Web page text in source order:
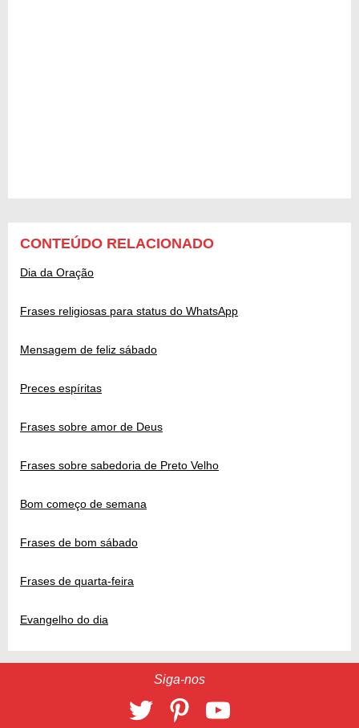
CONTEÚDO RELACIONADO
Dia da Oração
Frases religiosas para status do WhatsApp
Mensagem de feliz sábado
Preces espíritas
Frases sobre amor de Deus
Frases sobre sabedoria de Preto Velho
Bom começo de semana
Frases de bom sábado
Frases de quarta-feira
Evangelho do dia
Siga-nos